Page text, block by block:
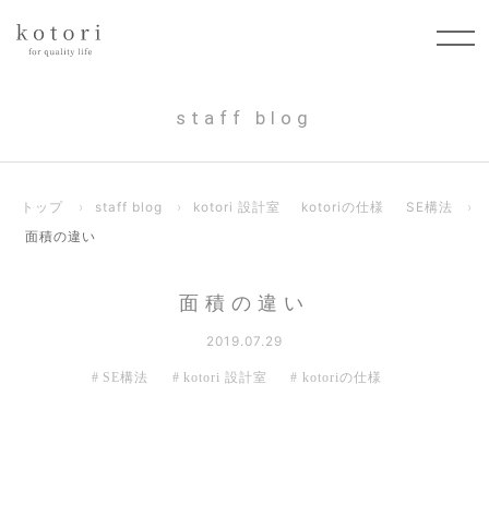
staff blog
トップ › staff blog › kotori 設計室 kotoriの仕様 SE構法
›
面積の違い
面積の違い
2019.07.29
SE構法 kotori 設計室 kotoriの仕様